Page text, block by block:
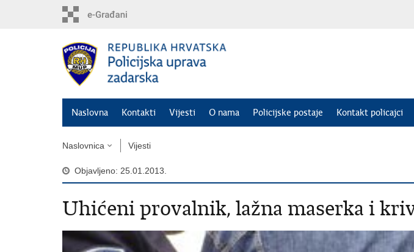
Naslovna Kontakti Vijesti O nama Policijske postaje Kontakt policajci
Naslovnica Vijesti
Objavljeno: 25.01.2013.
Uhićeni provalnik, lažna maserka i